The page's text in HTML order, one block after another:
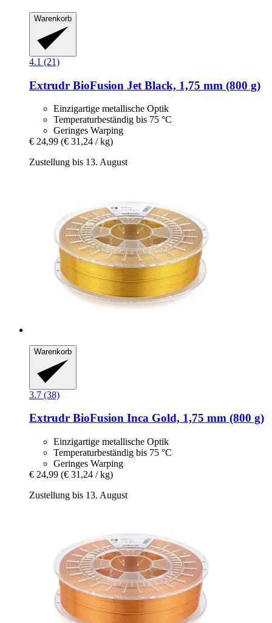
Warenkorb
4.1 (21)
Extrudr BioFusion Jet Black, 1,75 mm (800 g)
Einzigartige metallische Optik
Temperaturbeständig bis 75 °C
Geringes Warping
€ 24,99 (€ 31,24 / kg)
Zustellung bis 13. August
Warenkorb
3.7 (38)
Extrudr BioFusion Inca Gold, 1,75 mm (800 g)
Einzigartige metallische Optik
Temperaturbeständig bis 75 °C
Geringes Warping
€ 24,99 (€ 31,24 / kg)
Zustellung bis 13. August